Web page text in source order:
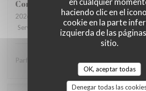
haciendo clic en el
cookie en la parte
izquierda de las
sitio.
OK, aceptar todas
Denegar todas las
Coralie
2026-07-05
- 12:15 - Invitados 4
Servicio
Ambiente: 5/5 Menú : 5/5
Parfait comme toujours !